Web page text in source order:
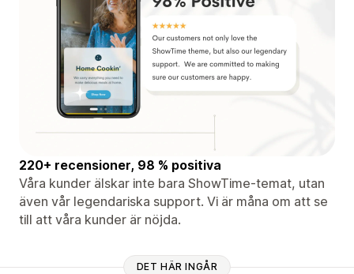
220+ recensioner, 98 % positiva
Våra kunder älskar inte bara ShowTime-temat, utan
även vår legendariska support. Vi är måna om att se
till att våra kunder är nöjda.
DET HÄR INGÅR